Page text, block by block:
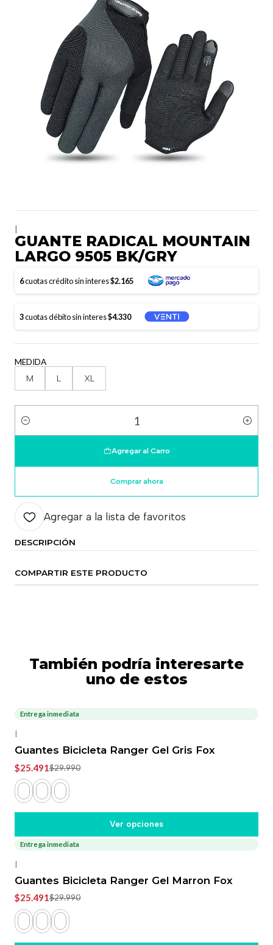
GUANTE RADICAL MOUNTAIN
LARGO 9505 BK/GRY
6cuotas crédito sin interes$2.165
3cuotas débito sin interes$4.330
MEDIDA
M L XL
Cantidad
Agregar al Carro
Comprar ahora
Agregar a la lista de favoritos
DESCRIPCIÓN
COMPARTIR ESTE PRODUCTO
También podría interesarte
uno de estos
-15%
Entrega inmediata
|
Guantes Bicicleta Ranger Gel Gris Fox
$25.491$29.990
Ver opciones
-15%
Entrega inmediata
|
Guantes Bicicleta Ranger Gel Marron Fox
$25.491$29.990